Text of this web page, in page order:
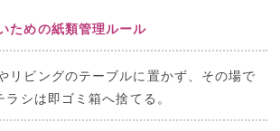
ための紙類管理ルール
リビングのテーブルに置かず、その場で
ラシは即ゴミ箱へ捨てる。